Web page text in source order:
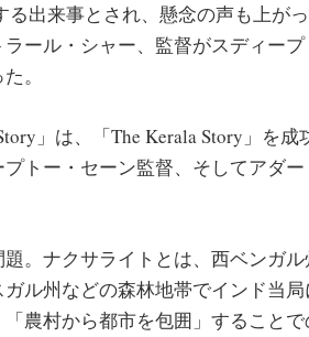
出来事とされ、懸念の声も上が
ール・シャー、監督がスディー
。
」は、「The Kerala Story」を成
トー・セーン監督、そしてアダ
題。ナクサライトとは、西ベンガ
ル州などの森林地帯でインド当局
農村から都市を包囲」すること